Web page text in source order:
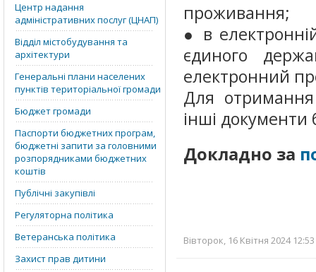
Центр надання
адміністративних послуг (ЦНАП)
Відділ містобудування та
архітектури
Генеральні плани населених
пунктів територіальної громади
Бюджет громади
Паспорти бюджетних програм,
бюджетні запити за головними
розпорядниками бюджетних
коштів
Публічні закупівлі
Регуляторна політика
Ветеранська політика
Захист прав дитини
проживання;
● в
єдиного
електронний
Для
інші документи
Докладно за
Вівторок, 16 Квітня 2024